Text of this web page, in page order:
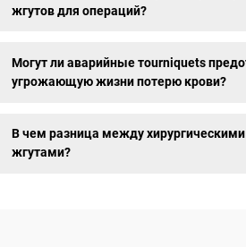
жгутов для операций?
Могут ли аварийные тourniquets
угрожающую жизни потерю крови?
В чем разница между
жгутами?